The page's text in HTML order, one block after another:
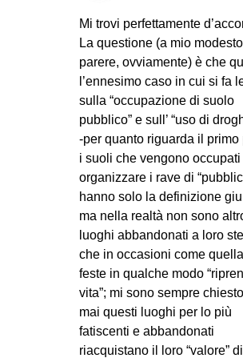
Mi trovi perfettamente
La questione (a mio modesto
parere, ovviamente) è che
l’ennesimo caso in cui si fa
sulla “occupazione di suolo
pubblico” e sull’ “uso di
-per quanto riguarda il primo
i suoli che vengono occupati
organizzare i rave di
hanno solo la definizione
ma nella realtà non sono
luoghi abbandonati a loro
che in occasioni come
feste in qualche modo
vita”; mi sono sempre
mai questi luoghi per lo più
fatiscenti e abbandonati
riacquistano il loro “valore”